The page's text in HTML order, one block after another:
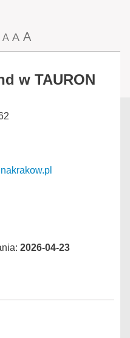
A A A
w TAURON
2026-04-23